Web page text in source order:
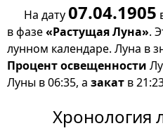
На дату07.04.1905
в фазе«Растущая Луна».
лунном календаре. Луна в
Процент освещенности
Луны в 06:35, а закат в
Хронология